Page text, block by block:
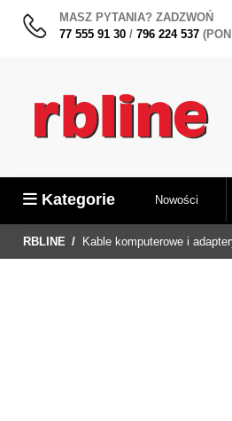
MASZ PYTANIA? ZADZWOŃ
77 555 91 30/ 796 224 537
Kategorie Nowości
RBLINE Kable komputerowe i